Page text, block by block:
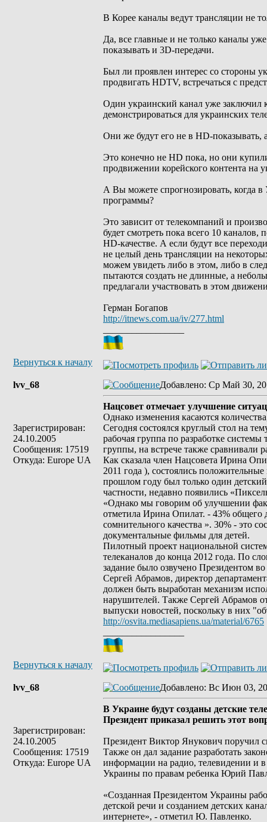
В Корее каналы ведут трансляции не
Да, все главные и не только каналы
показывать и 3D-передачи.
Был ли проявлен интерес со стороны
продвигать HDTV, встречаться с
Один украинский канал уже заключил
демонстрироваться для украинских
Они же будут его не в HD-показывать,
Это конечно не HD пока, но они
продвижении корейского контента на
А Вы можете спрогнозировать, когда в
программы?
Это зависит от телекомпаний и
будет смотреть пока всего 10
HD-качестве. А если будут все
не целый день трансляции на
можем увидеть либо в этом, либо в
пытаются создать не длинные, а
предлагали участвовать в этом
Герман Богапов
http://itnews.com.ua/iv/277.html
Вернуться к началу
lvv_68
Зарегистрирован:
24.10.2005
Сообщения: 17519
Откуда: Europe UA
Добавлено: Ср Май 30,
Нацсовет отмечает улучшение
Однако изменения касаются
Сегодня состоялся круглый стол на
рабочая группа по разработке
группы, на встрече также сравнивали
Как сказала член Нацсовета Ирина
2011 года ), состоялись
прошлом году был только один
частности, недавно появились
«Однако мы говорим об улучшении
отметила Ирина Опилат. - 43% общего
сомнительного качества ». 30% - это
документальные фильмы для детей.
Пилотный проект национальной
телеканалов до конца 2012 года. По
задание было озвучено Президентом
Сергей Абрамов, директор
должен быть выработан механизм
нарушителей. Также Сергей Абрамов
выпуски новостей, поскольку в них
http://osvita.mediasapiens.ua/material/6765
Вернуться к началу
lvv_68
Зарегистрирован:
24.10.2005
Сообщения: 17519
Откуда: Europe UA
Добавлено: Вс Июн 03,
В Украине будут созданы детские
Президент приказал решить этот
Президент Виктор Янукович поручил
Также он дал задание разработать
информации на радио, телевидении и
Украины по правам ребенка Юрий
«Созданная Президентом Украины
детской речи и созданием детских
интернете», - отметил Ю. Павленко.